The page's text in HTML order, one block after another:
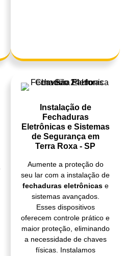
Instalação de
Fechaduras
Eletrônicas e Sistemas
de Segurança em
Terra Roxa - SP
Aumente a proteção do
seu lar com a instalação de
fechaduras eletrônicase
sistemas avançados.
Esses dispositivos
oferecem controle prático e
maior proteção, eliminando
a necessidade de chaves
físicas. Instalamos